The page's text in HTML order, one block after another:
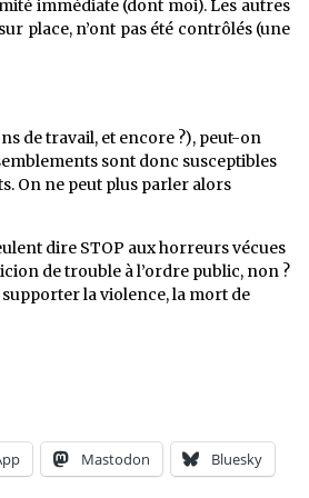
immédiate (dont moi). Les autres
place, n’ont pas été contrôlés (une
de travail, et encore ?), peut-on
sont donc susceptibles
On ne peut plus parler alors
dire STOP aux horreurs vécues
de trouble à l’ordre public, non ?
supporter la violence, la mort de
Mastodon Bluesky